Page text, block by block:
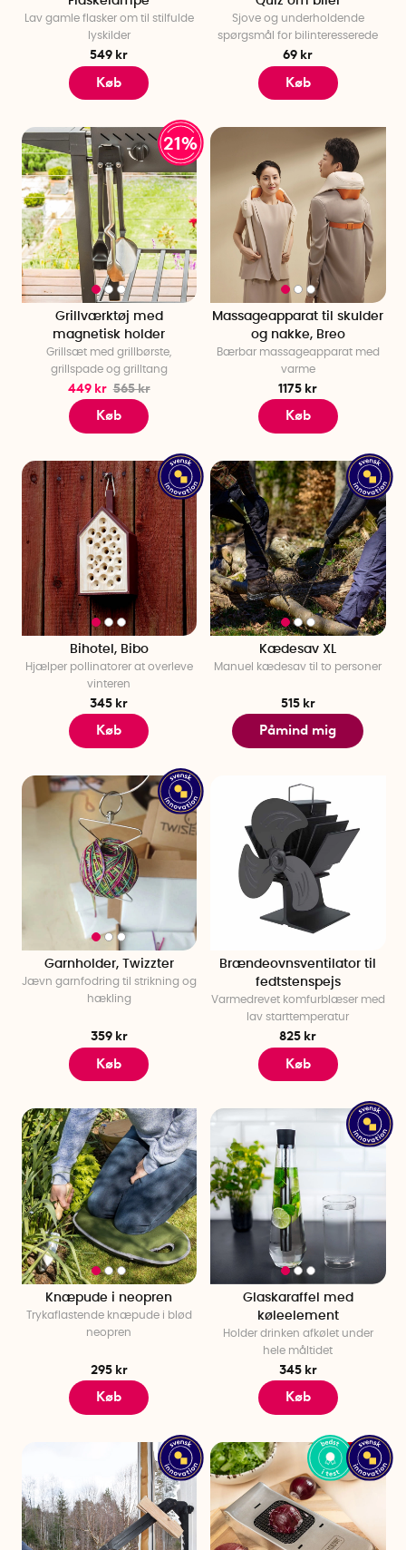
Lav gamle flasker om til stilfulde
lyskilder
549 kr
Køb
Sjove og underholdende
spørgsmål for bilinteresserede
69 kr
Køb
21%
Grillværktøj med
magnetisk holder
Grillsæt med grillbørste,
grillspade og grilltang
449 kr 565 kr
Køb
Massageapparat til skulder
og nakke, Breo
Bærbar massageapparat med
varme
1175 kr
Køb
Bihotel, Bibo
Hjælper pollinatorer at overleve
vinteren
345 kr
Køb
Kædesav XL
Manuel kædesav til to personer
515 kr
Påmind mig
Garnholder, Twizzter
Jævn garnfodring til strikning og
hækling
359 kr
Køb
Brændeovnsventilator til
fedtstenspejs
Varmedrevet komfurblæser med
lav starttemperatur
825 kr
Køb
Knæpude i neopren
Trykaflastende knæpude i blød
neopren
295 kr
Køb
Glaskaraffel med
køleelement
Holder drinken afkølet under
hele måltidet
345 kr
Køb